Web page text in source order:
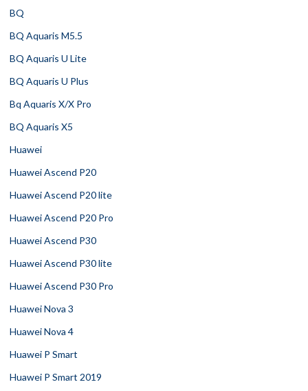
BQ
BQ Aquaris M5.5
BQ Aquaris U Lite
BQ Aquaris U Plus
Bq Aquaris X/X Pro
BQ Aquaris X5
Huawei
Huawei Ascend P20
Huawei Ascend P20 lite
Huawei Ascend P20 Pro
Huawei Ascend P30
Huawei Ascend P30 lite
Huawei Ascend P30 Pro
Huawei Nova 3
Huawei Nova 4
Huawei P Smart
Huawei P Smart 2019